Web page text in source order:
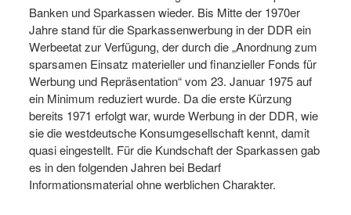
Banken und Sparkassen wieder. Bis Mitte der 1970er
Jahre stand für die Sparkassenwerbung in der DDR ein
Werbeetat zur Verfügung, der durch die „Anordnung zum
sparsamen Einsatz materieller und finanzieller Fonds für
Werbung und Repräsentation“ vom 23. Januar 1975 auf
ein Minimum reduziert wurde. Da die erste Kürzung
bereits 1971 erfolgt war, wurde Werbung in der DDR, wie
sie die westdeutsche Konsumgesellschaft kennt, damit
quasi eingestellt. Für die Kundschaft der Sparkassen gab
es in den folgenden Jahren bei Bedarf
Informationsmaterial ohne werblichen Charakter.